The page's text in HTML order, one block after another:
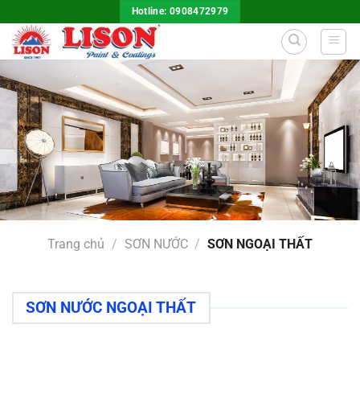
qua
nội
dung
Hotline: 0908472979
Trang chủ / SƠN NƯỚC / SƠN NGOẠI THẤT
SƠN NƯỚC NGOẠI THẤT